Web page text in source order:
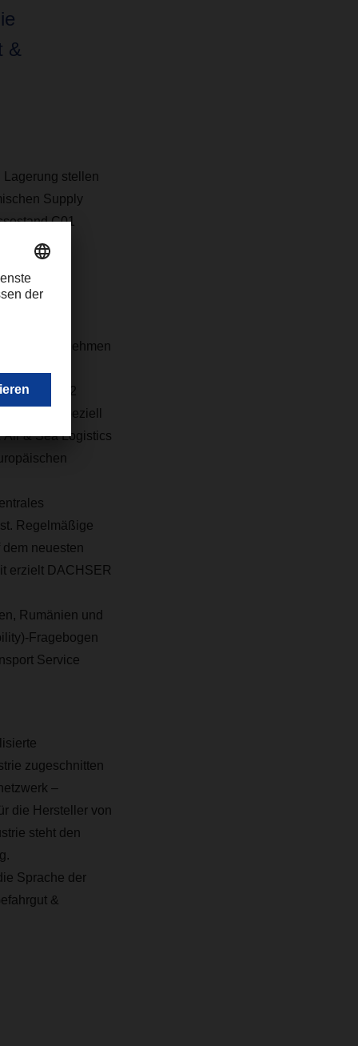
&
Lagerung stellen
Supply
C01
das Unternehmen
fast 3,2
die speziell
& Sea Logistics
Regelmäßige
neuesten
erzielt DACHSER
Rumänien und
Fragebogen
Service
zugeschnitten
–
die Hersteller von
steht den
Sprache der
&